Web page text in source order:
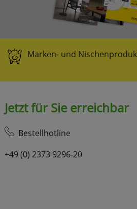
Cookie-Einstellungen
wurden.
im Warenkorb.
Marken- und
Jetzt für Sie erreichbar
Bestellhotline
+49 (0) 2373 9296-20